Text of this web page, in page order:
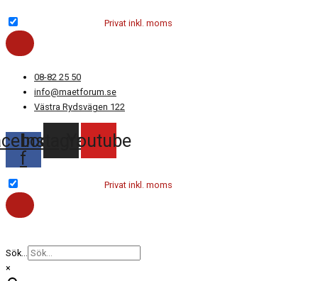
till
innehåll
Privat inkl. moms
08-82 25 50
info@maetforum.se
Västra Rydsvägen 122
f
InstagramYoutube
Privat inkl. moms
Sök...
×